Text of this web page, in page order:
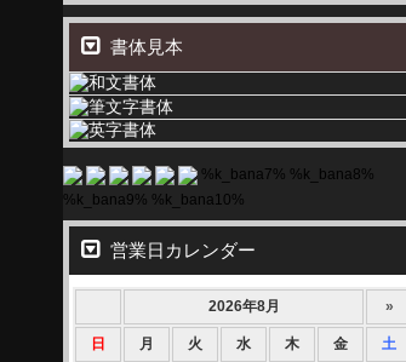
書体見本
%k_bana7% %k_bana8%
%k_bana9% %k_bana10%
営業日カレンダー